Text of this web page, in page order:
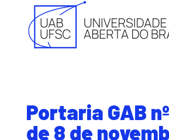
Portaria GAB
de 8 de